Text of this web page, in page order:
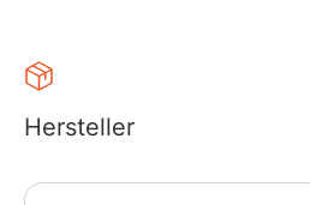
Hersteller